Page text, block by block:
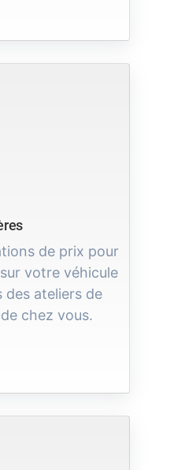
de prix pour
votre véhicule
des ateliers de
chez vous.